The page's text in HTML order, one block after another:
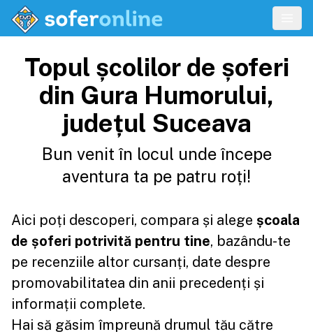
Topul școlilor de șoferi
din Gura Humorului,
județul Suceava
Bun venit în locul unde începe
aventura ta pe patru roți!
Aici poți descoperi, compara și alege școala
de șoferi potrivită pentru tine, bazându-te
pe recenziile altor cursanți, date despre
promovabilitatea din anii precedenți și
informații complete.
Hai să găsim împreună drumul tău către